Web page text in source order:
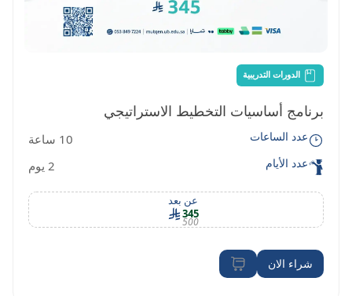
الدورات التدريبية
برنامج أساسيات التخطيط الاستراتيجي
عدد الساعات 10 ساعة
عدد الأيام 2 يوم
عن بعد
345
500
شراء الان